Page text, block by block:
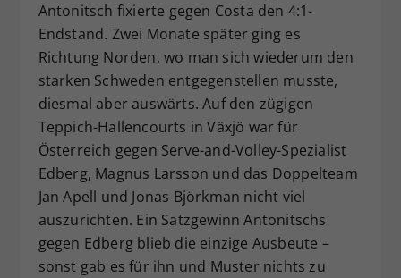
Antonitsch fixierte gegen Costa den 4:1-
Endstand. Zwei Monate später ging es
Richtung Norden, wo man sich wiederum den
starken Schweden entgegenstellen musste,
diesmal aber auswärts. Auf den zügigen
Teppich-Hallencourts in Växjö war für
Österreich gegen Serve-and-Volley-Spezialist
Edberg, Magnus Larsson und das Doppelteam
Jan Apell und Jonas Björkman nicht viel
auszurichten. Ein Satzgewinn Antonitschs
gegen Edberg blieb die einzige Ausbeute –
sonst gab es für ihn und Muster nichts zu